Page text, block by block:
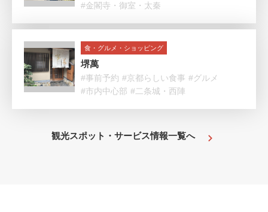
#金閣寺・御室・太秦
食・グルメ・ショッピング
堺萬
#事前予約 #京都らしい食事 #グルメ
#市内中心部 #二条城・西陣
観光スポット・サービス情報一覧へ